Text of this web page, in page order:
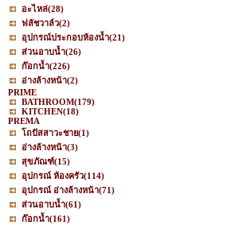
อะไหล่(28)
ฟลัชวาล์ว(2)
อุปกรณ์ประกอบห้องน้ำ(21)
ส่วนอาบน้ำ(26)
ก๊อกน้ำ(226)
อ่างล้างหน้า(2)
PRIME
BATHROOM(179)
KITCHEN(18)
PREMA
โถปัสสาวะชาย(1)
อ่างล้างหน้า(3)
สุขภัณฑ์(15)
อุปกรณ์ ห้องครัว(114)
อุปกรณ์ อ่างล้างหน้า(71)
ส่วนอาบน้ำ(61)
ก๊อกน้ำ(161)